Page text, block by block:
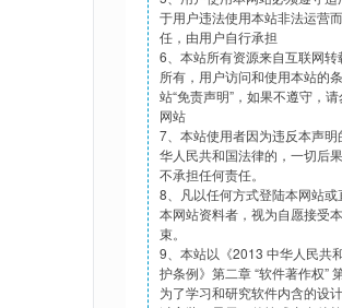
于用户违法使用本站非法运营
任，由用户自行承担
6、本站所有资源来自互联网
所有，用户访问和使用本站的
站“免责声明”，如果不遵守，
网站
7、本站使用者因为违反本声
华人民共和国法律的，一切后
不承担任何责任。
8、凡以任何方式登陆本网站
本网站资料者，视为自愿接受
束。
9、本站以《2013 中华人民共
护条例》第二章 “软件著作权”
为了学习和研究软件内含的设